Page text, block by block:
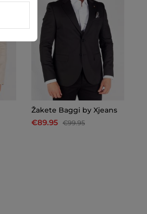
Žakete Baggi by Xjeans
€89.95 €99.95